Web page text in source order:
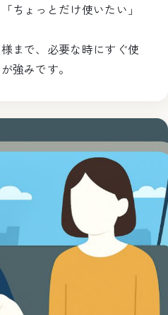
ちょっとだけ使いたい」
まで、必要な時にすぐ使
強みです。